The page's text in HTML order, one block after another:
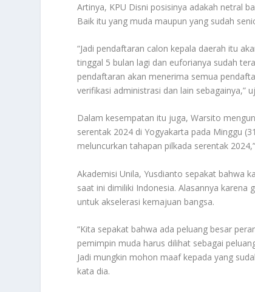
Artinya, KPU Disni posisinya adakah netral
Baik itu yang muda maupun yang sudah
“Jadi pendaftaran calon kepala daerah itu
tinggal 5 bulan lagi dan euforianya sudah
pendaftaran akan menerima semua
verifikasi administrasi dan lain sebagainya,”
Dalam kesempatan itu juga, Warsito
serentak 2024 di Yogyakarta pada Minggu
meluncurkan tahapan pilkada serentak
Akademisi Unila, Yusdianto sepakat bahwa
saat ini dimiliki Indonesia. Alasannya
untuk akselerasi kemajuan bangsa.
“Kita sepakat bahwa ada peluang besar
pemimpin muda harus dilihat sebagai
Jadi mungkin mohon maaf kepada yang
kata dia.